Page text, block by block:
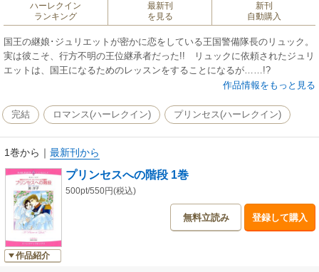
ハーレクイン
ランキング
最新刊
を見る
新刊
自動購入
国王の継娘･ジュリエットが密かに恋をしている王国警備隊長のリュック。
実は彼こそ、行方不明の王位継承者だった!! リュックに依頼されたジュリ
エットは、国王になるためのレッスンをすることになるが……!?
作品情報をもっと見る
完結 ロマンス(ハーレクイン) プリンセス(ハーレクイン)
1巻から ｜ 最新刊から
作品紹介
プリンセスへの階段 1巻
500pt/550円(税込)
無料立読み 登録して購入